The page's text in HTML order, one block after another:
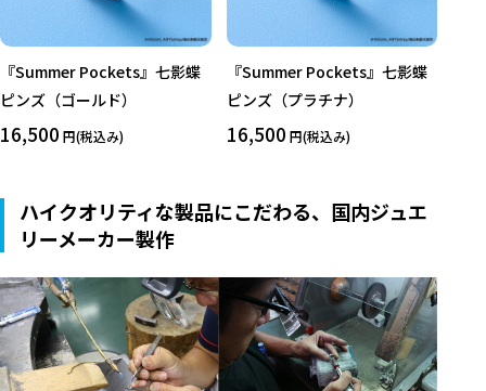
『Summer Pockets』七影蝶
ピンズ（ゴールド）
16,500 円(税込み)
『Summer Pockets』七影蝶
ピンズ（プラチナ）
16,500 円(税込み)
ハイクオリティな製品にこだわる、国内ジュエ
リーメーカー製作